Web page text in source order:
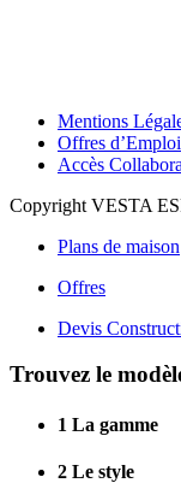
Mentions
Offres d’Emploi
Accès
Copyright VESTA
Plans de maison
Offres
Devis
Trouvez le
1 La gamme
2 Le style